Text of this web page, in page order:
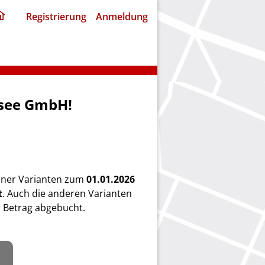
Registrierung Anmeldung
GmbH!
Varianten zum 01.01.2026
. Auch die anderen Varianten
abgebucht.